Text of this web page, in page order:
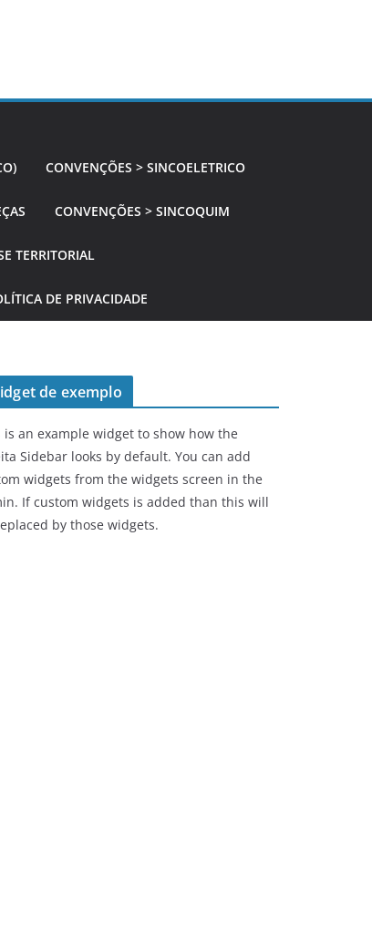
CONVENÇÕES > SINCOELETRICO
CONVENÇÕES > SINCOQUIM
TERRITORIAL
DE PRIVACIDADE
de exemplo
is an example widget to show how the
Sidebar looks by default. You can add
widgets from the widgets screen in the
If custom widgets is added than this will
by those widgets.